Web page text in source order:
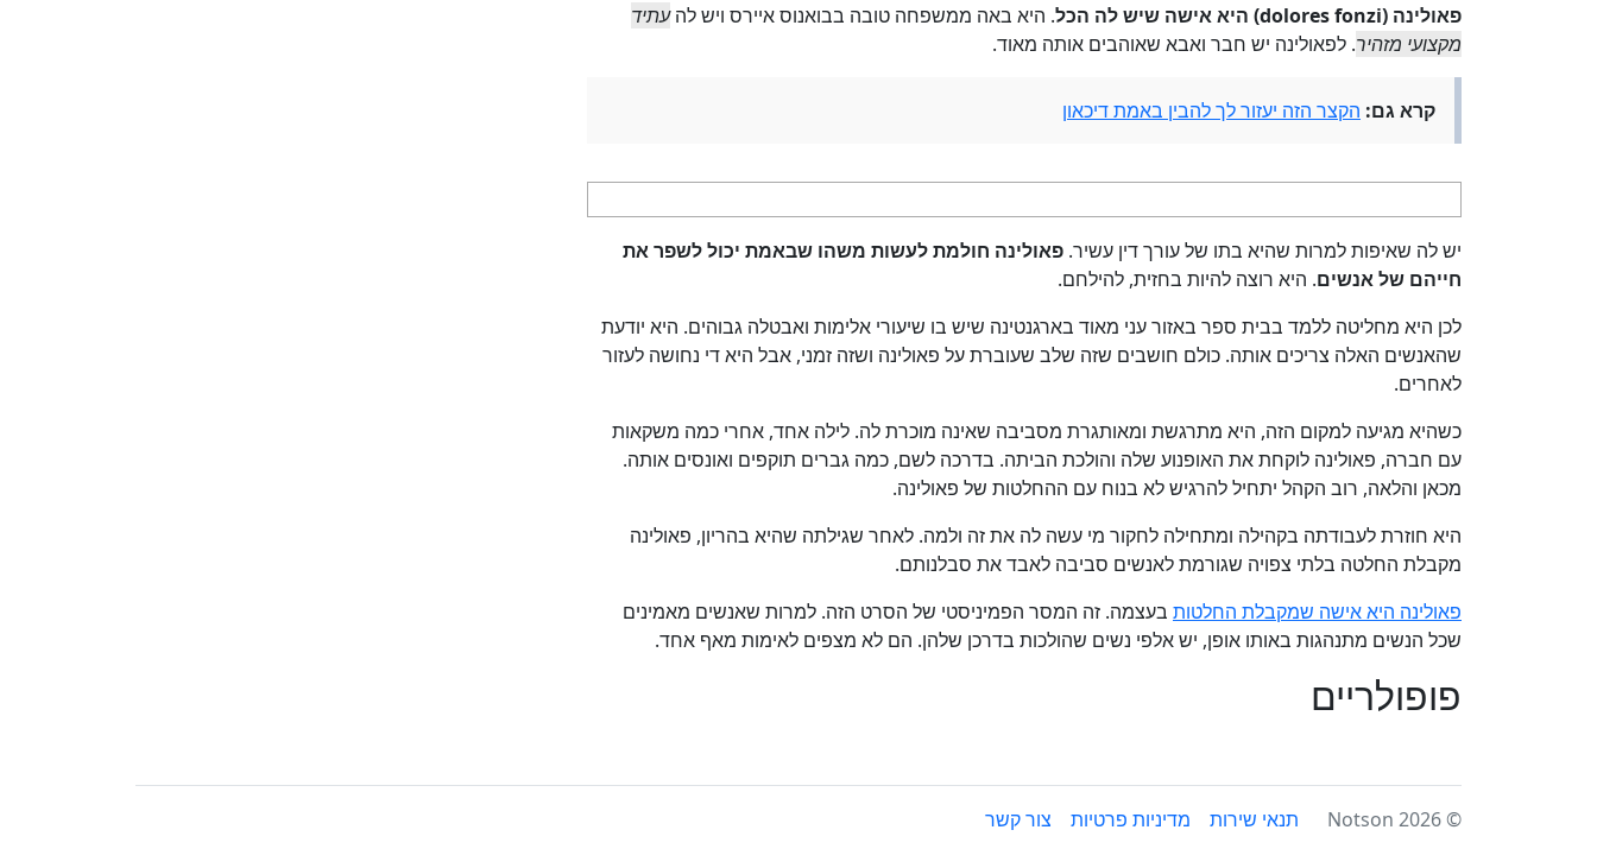
פאולינה (dolores fonzi) היא אישה שיש לה הכל . היא באה ממשפחה טובה בבואנוס איירס ויש להעתיד
מקצועי מזהיר. לפאולינה יש חבר ואבא שאוהבים אותה מאוד.
קרא גם: הקצר הזה יעזור לך להבין באמת דיכאון
יש לה שאיפות למרות שהיא בתו של עורך דין עשיר. פאולינה חולמת לעשות משהו שבאמת יכול לשפר את
חייהם של אנשים. היא רוצה להיות בחזית, להילחם.
לכן היא מחליטה ללמד בבית ספר באזור עני מאוד בארגנטינה שיש בו שיעורי אלימות ואבטלה גבוהים. היא יודעת
שהאנשים האלה צריכים אותה. כולם חושבים שזה שלב שעוברת על פאולינה ושזה זמני, אבל היא די נחושה לעזור
לאחרים.
כשהיא מגיעה למקום הזה, היא מתרגשת ומאותגרת מסביבה שאינה מוכרת לה. לילה אחד, אחרי כמה משקאות
עם חברה, פאולינה לוקחת את האופנוע שלה והולכת הביתה. בדרכה לשם, כמה גברים תוקפים ואונסים אותה.
מכאן והלאה, רוב הקהל יתחיל להרגיש לא בנוח עם ההחלטות של פאולינה.
היא חוזרת לעבודתה בקהילה ומתחילה לחקור מי עשה לה את זה ולמה. לאחר שגילתה שהיא בהריון, פאולינה
מקבלת החלטה בלתי צפויה שגורמת לאנשים סביבה לאבד את סבלנותם.
פאולינה היא אישה שמקבלת החלטות בעצמה. זה המסר הפמיניסטי של הסרט הזה. למרות שאנשים מאמינים
שכל הנשים מתנהגות באותו אופן, יש אלפי נשים שהולכות בדרכן שלהן. הם לא מצפים לאימות מאף אחד.
פופולריים
© 2026 Notson תנאי שירות מדיניות פרטיות צור קשר